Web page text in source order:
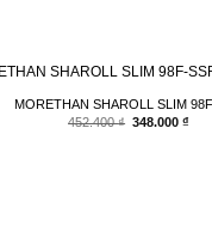
MORETHAN SHAROLL SLIM
452.400₫ Giá
348.000₫